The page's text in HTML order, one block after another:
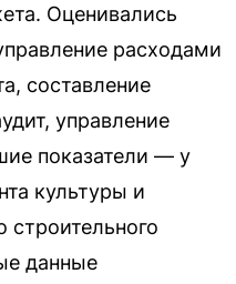
Оценивались
расходами
составление
управление
показатели — у
культуры и
строительного
данные